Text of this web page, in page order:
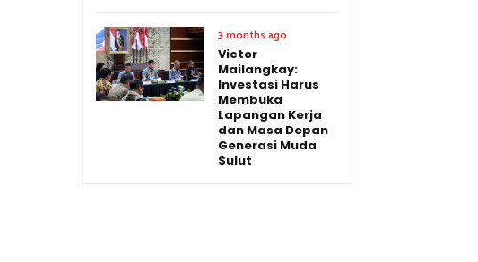
3 months ago
Victor
Mailangkay:
Investasi Harus
Membuka
Lapangan Kerja
dan Masa Depan
Generasi Muda
Sulut